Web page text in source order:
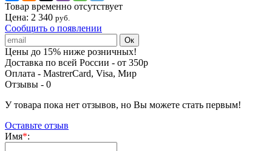
Товар временно отсутствует
Цена: 2 340 руб.
Сообщить о появлении
Цены до 15% ниже розничных!
Доставка по всей России - от 350р
Оплата - MastrerCard, Visa, Мир
Отзывы - 0
У товара пока нет отзывов, но Вы можете стать первым!
Оставьте отзыв
Имя*: